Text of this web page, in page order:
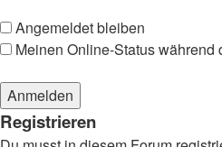
Angemeldet bleiben
Meinen Online-Status während
Registrieren